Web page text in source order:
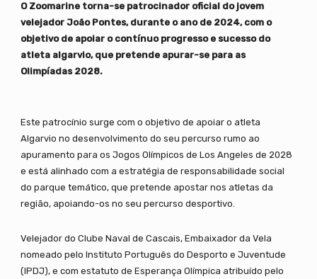
O Zoomarine torna-se patrocinador oficial do jovem
velejador João Pontes, durante o ano de 2024, com o
objetivo de apoiar o contínuo progresso e sucesso do
atleta algarvio, que pretende apurar-se para as
Olimpíadas 2028.
Este patrocínio surge com o objetivo de apoiar o atleta
Algarvio no desenvolvimento do seu percurso rumo ao
apuramento para os Jogos Olímpicos de Los Angeles de 2028
e está alinhado com a estratégia de responsabilidade social
do parque temático, que pretende apostar nos atletas da
região, apoiando-os no seu percurso desportivo.
Velejador do Clube Naval de Cascais, Embaixador da Vela
nomeado pelo Instituto Português do Desporto e Juventude
(IPDJ), e com estatuto de Esperança Olímpica atribuído pelo